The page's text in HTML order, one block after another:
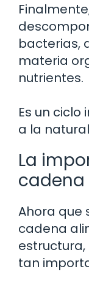
bacterias,
materia
nutrientes.
Es un
a la
La
Ahora que
cadena
tan